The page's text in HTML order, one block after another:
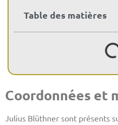
Table des matières
Coordonnées et
Julius Blüthner sont présents